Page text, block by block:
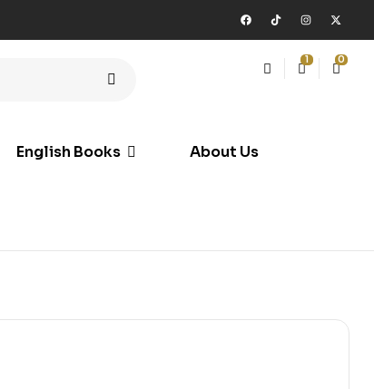
1 0
English Books About Us